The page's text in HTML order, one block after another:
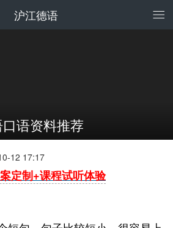
沪江德语
语资料推荐
12 17:17
定制+课程试听体验